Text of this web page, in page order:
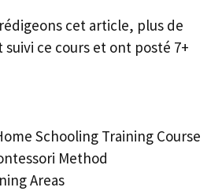
cet article, plus de
suivi ce cours et ont posté 7+
Schooling Training Course
Method
Areas